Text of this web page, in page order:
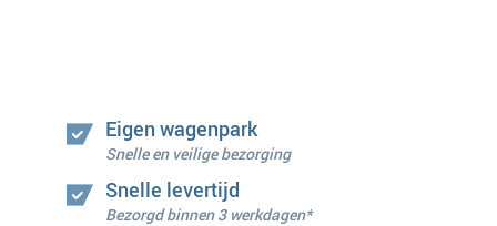
Eigen wagenpark
Snelle en veilige bezorging
Snelle levertijd
Bezorgd binnen 3 werkdagen*